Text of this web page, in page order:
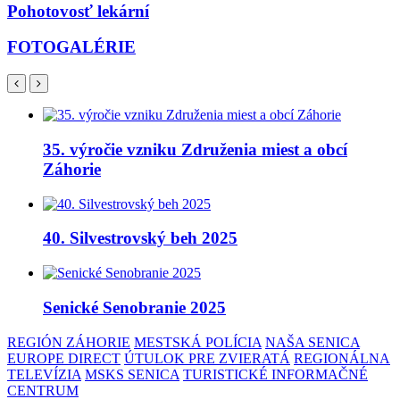
Pohotovosť lekární
FOTOGALÉRIE
35. výročie vzniku Združenia miest a obcí
Záhorie
40. Silvestrovský beh 2025
Senické Senobranie 2025
REGIÓN ZÁHORIE MESTSKÁ POLÍCIA NAŠA SENICA
EUROPE DIRECT ÚTULOK PRE ZVIERATÁ REGIONÁLNA
TELEVÍZIA MSKS SENICA TURISTICKÉ INFORMAČNÉ
CENTRUM